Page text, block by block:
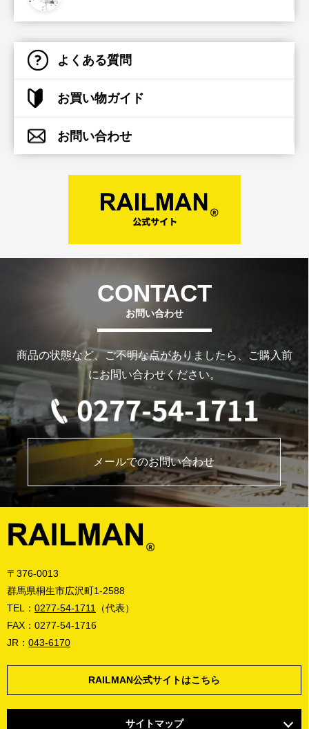
よくある質問
お買い物ガイド
お問い合わせ
お問い合わせ
商品の状態など、ご不明な点がありましたら、ご購入前
にお問い合わせください。
メールでのお問い合わせ
〒376-0013
群馬県桐生市広沢町1-2588
TEL： 0277-54-1711
（代表）
FAX：0277-54-1716
JR： 043-6170
RAILMAN公式サイトはこちら
サイトマップ